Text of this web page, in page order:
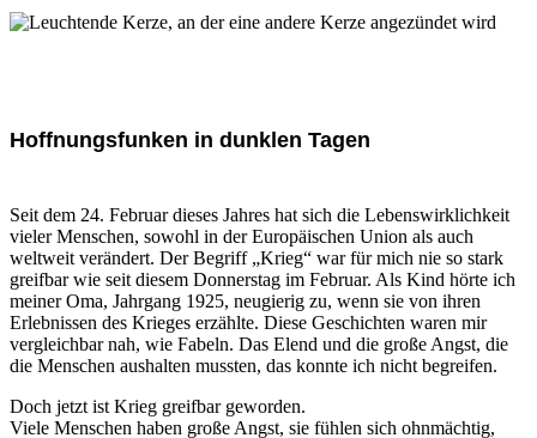
Hoffnungsfunken in dunklen Tagen
Seit dem 24. Februar dieses Jahres hat sich die Lebenswirklichkeit
vieler Menschen, sowohl in der Europäischen Union als auch
weltweit verändert. Der Begriff „Krieg“ war für mich nie so stark
greifbar wie seit diesem Donnerstag im Februar. Als Kind hörte ich
meiner Oma, Jahrgang 1925, neugierig zu, wenn sie von ihren
Erlebnissen des Krieges erzählte. Diese Geschichten waren mir
vergleichbar nah, wie Fabeln. Das Elend und die große Angst, die
die Menschen aushalten mussten, das konnte ich nicht begreifen.
Doch jetzt ist Krieg greifbar geworden.
Viele Menschen haben große Angst, sie fühlen sich ohnmächtig,